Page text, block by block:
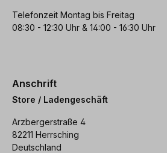
Telefonzeit Montag bis Freitag
08:30 - 12:30 Uhr & 14:00 - 16:30 Uhr
Anschrift
Store / Ladengeschäft
Arzbergerstraße 4
82211 Herrsching
Deutschland